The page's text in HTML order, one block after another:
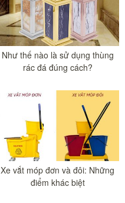
Như thế nào là sử dụng thùng
rác đá đúng cách?
Xe vắt móp đơn và đôi: Những
điểm khác biệt